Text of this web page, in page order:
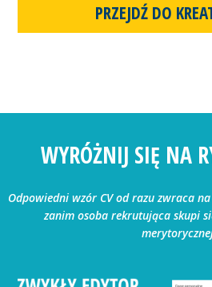
PRZEJDŹ DO
WYRÓŻNIJ SIĘ NA
Odpowiedni wzór CV od razu zwraca
zanim osoba rekrutująca skupi